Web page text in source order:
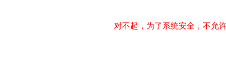
对不起，为了系统安全，不允